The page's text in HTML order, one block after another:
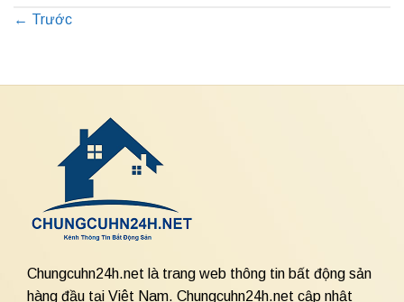
← Trước
Chungcuhn24h.net là trang web thông tin bất động sản
hàng đầu tại Việt Nam. Chungcuhn24h.net cập nhật